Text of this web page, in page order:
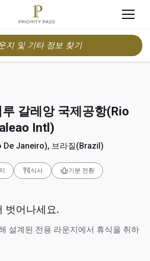
지 및 기타 정보 찾기
갈레앙 국제공항(Rio
Intl)
De Janeiro), 브라질(Brazil)
식사 기분 전환
벗어나세요.
설계된 전용 라운지에서 휴식을 취하